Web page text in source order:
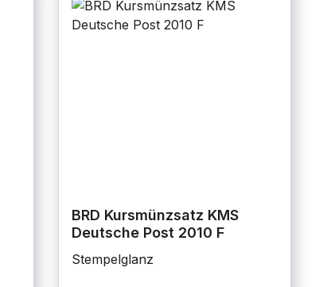
BRD Kursmünzsatz KMS
Deutsche Post 2010 F
Stempelglanz